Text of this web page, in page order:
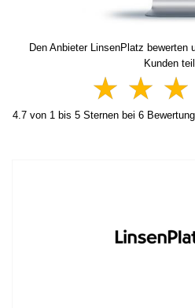
Den Anbieter LinsenPlatz bewerten
Kunden
4.7 von 1 bis 5 Sternen bei 6